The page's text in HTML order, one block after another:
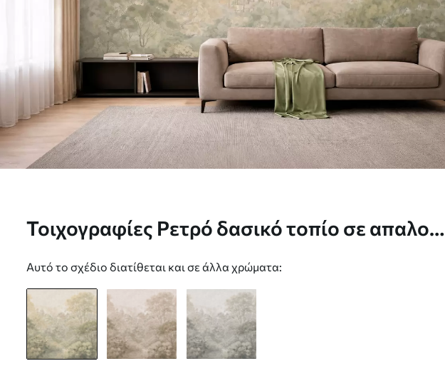
Τοιχογραφίες Ρετρό δασικό τοπίο σε απαλούς
Αυτό το σχέδιο διατίθεται και σε άλλα χρώματα: